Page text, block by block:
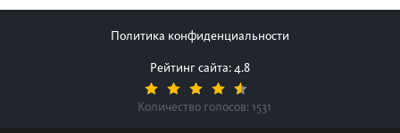
Политика конфиденциальности
Рейтинг сайта: 4.8
Количество голосов: 1531